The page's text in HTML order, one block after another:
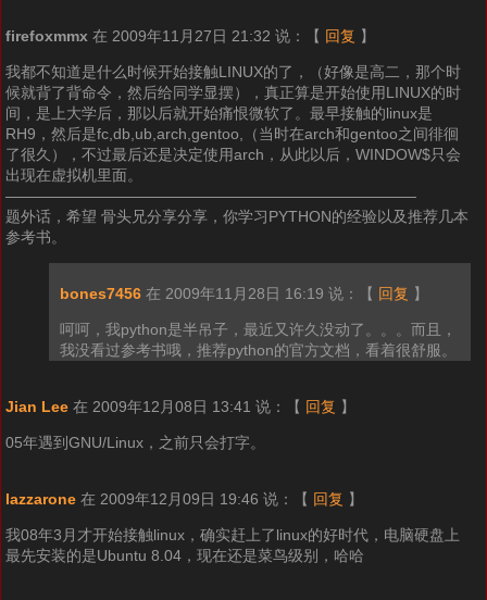
firefoxmmx 在 2009年11月27日 21:32 说： 【 回复 】
我都不知道是什么时候开始接触LINUX的了，（好像是高二，那个时
候就背了背命令，然后给同学显摆），真正算是开始使用LINUX的时
间，是上大学后，那以后就开始痛恨微软了。最早接触的linux是
RH9，然后是fc,db,ub,arch,gentoo,（当时在arch和gentoo之间徘徊
了很久），不过最后还是决定使用arch，从此以后，WINDOW$只会
出现在虚拟机里面。
———————————————————————————
题外话，希望 骨头兄分享分享，你学习PYTHON的经验以及推荐几本
参考书。
bones7456 在 2009年11月28日 16:19 说： 【 回复 】
呵呵，我python是半吊子，最近又许久没动了。。。而且，
我没看过参考书哦，推荐python的官方文档，看着很舒服。
Jian Lee 在 2009年12月08日 13:41 说： 【 回复 】
05年遇到GNU/Linux，之前只会打字。
lazzarone 在 2009年12月09日 19:46 说： 【 回复 】
我08年3月才开始接触linux，确实赶上了linux的好时代，电脑硬盘上
最先安装的是Ubuntu 8.04，现在还是菜鸟级别，哈哈